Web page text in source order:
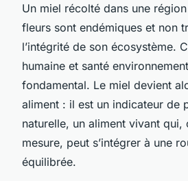
Un miel récolté dans une
fleurs sont endémiques et non
l’intégrité de son écosystème.
humaine et santé
fondamental. Le miel devient
aliment : il est un indicateur de
naturelle, un aliment vivant qui,
mesure, peut s’intégrer à une
équilibrée.